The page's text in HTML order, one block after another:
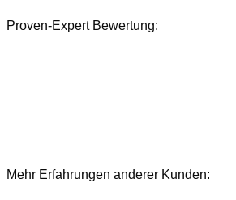
Proven-Expert Bewertung:
Mehr Erfahrungen anderer Kunden: